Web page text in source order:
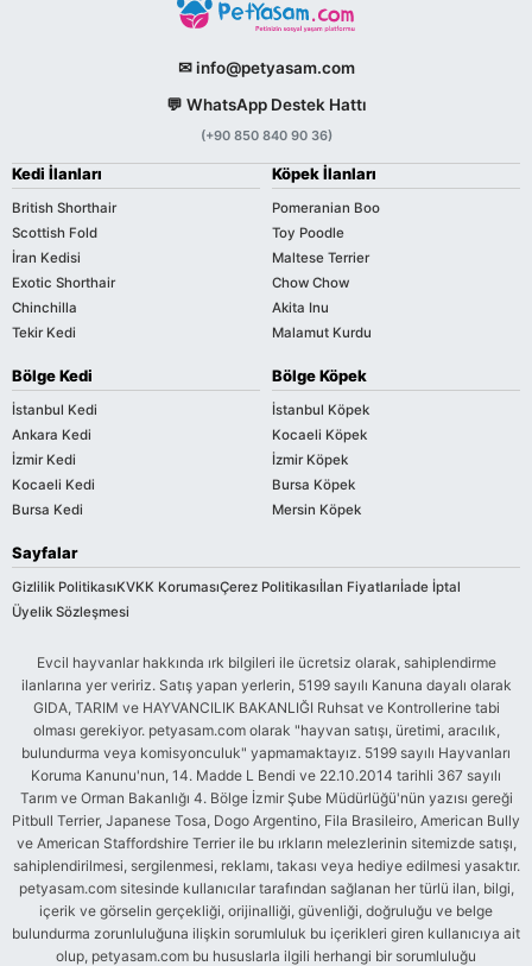
✉ info@petyasam.com
💬 WhatsApp Destek Hattı
(+90 850 840 90 36)
Kedi İlanları
British Shorthair
Scottish Fold
İran Kedisi
Exotic Shorthair
Chinchilla
Tekir Kedi
Köpek İlanları
Pomeranian Boo
Toy Poodle
Maltese Terrier
Chow Chow
Akita Inu
Malamut Kurdu
Bölge Kedi
İstanbul Kedi
Ankara Kedi
İzmir Kedi
Kocaeli Kedi
Bursa Kedi
Bölge Köpek
İstanbul Köpek
Kocaeli Köpek
İzmir Köpek
Bursa Köpek
Mersin Köpek
Sayfalar
Gizlilik PolitikasıKVKK KorumasıÇerez Politikasıİlan Fiyatlarıİade İptal
Üyelik Sözleşmesi
Evcil hayvanlar hakkında ırk bilgileri ile ücretsiz olarak, sahiplendirme
ilanlarına yer veririz. Satış yapan yerlerin, 5199 sayılı Kanuna dayalı olarak
GIDA, TARIM ve HAYVANCILIK BAKANLIĞI Ruhsat ve Kontrollerine tabi
olması gerekiyor. petyasam.com olarak "hayvan satışı, üretimi, aracılık,
bulundurma veya komisyonculuk" yapmamaktayız. 5199 sayılı Hayvanları
Koruma Kanunu'nun, 14. Madde L Bendi ve 22.10.2014 tarihli 367 sayılı
Tarım ve Orman Bakanlığı 4. Bölge İzmir Şube Müdürlüğü'nün yazısı gereği
Pitbull Terrier, Japanese Tosa, Dogo Argentino, Fila Brasileiro, American Bully
ve American Staffordshire Terrier ile bu ırkların melezlerinin sitemizde satışı,
sahiplendirilmesi, sergilenmesi, reklamı, takası veya hediye edilmesi yasaktır.
petyasam.com sitesinde kullanıcılar tarafından sağlanan her türlü ilan, bilgi,
içerik ve görselin gerçekliği, orijinalliği, güvenliği, doğruluğu ve belge
bulundurma zorunluluğuna ilişkin sorumluluk bu içerikleri giren kullanıcıya ait
olup, petyasam.com bu hususlarla ilgili herhangi bir sorumluluğu